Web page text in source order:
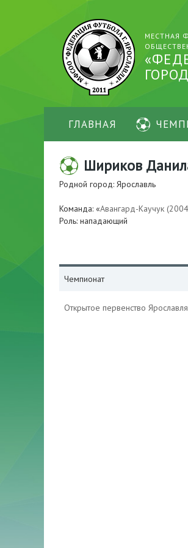
МЕСТНАЯ
ГЛАВНАЯ
Шириков
Родной город: Ярославль
Команда: «Авангард-Каучук
Роль: нападающий
Чемпионат
Открытое первенство